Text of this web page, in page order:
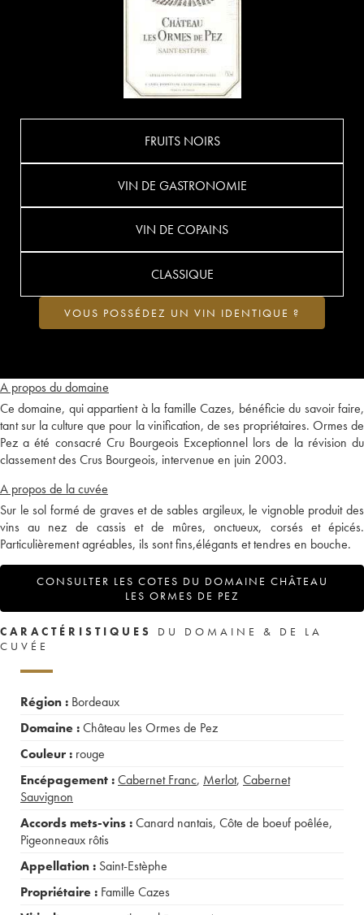
A propos du domaine
Ce domaine, qui appartient à la famille Cazes, bénéficie du savoir faire,
tant sur la culture que pour la vinification, de ses propriétaires. Ormes de
Pez a été consacré Cru Bourgeois Exceptionnel lors de la révision du
classement des Crus Bourgeois, intervenue en juin 2003.
A propos de la cuvée
Sur le sol formé de graves et de sables argileux, le vignoble produit des
vins au nez de cassis et de mûres, onctueux, corsés et épicés.
Particulièrement agréables, ils sont fins,élégants et tendres en bouche.
CONSULTER LES COTES DU DOMAINE CHÂTEAU
LES ORMES DE PEZ
FRUITS NOIRS
VIN DE GASTRONOMIE
VIN DE COPAINS
CLASSIQUE
VOUS POSSÉDEZ UN VIN IDENTIQUE ?
CARACTÉRISTIQUES
DU DOMAINE & DE LA
CUVÉE
Région : Bordeaux
Domaine :Château les Ormes de Pez
Couleur : rouge
Encépagement :Cabernet Franc, Merlot, Cabernet
Sauvignon
Accords mets-vins :Canard nantais, Côte de boeuf poêlée,
Pigeonneaux rôtis
Appellation : Saint-Estèphe
Propriétaire : Famille Cazes